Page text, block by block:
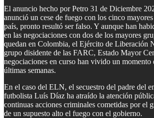
El anuncio hecho por Petro 31 de Diciembre
anunció un cese de fuego con los cinco
país, pronto resultó ser falso. Y aunque han
en las negociaciones con dos de los mayores
quedan en Colombia, el Ejército de Liberación
grupo disidente de las FARC, Estado Mayor
negociaciones en curso han vivido un momento
últimas semanas.
En el caso del ELN, el secuestro del padre del
futbolista Luís Díaz ha atraído la atención
continuas acciones criminales cometidas por el
de un supuesto alto el fuego con el gobierno.